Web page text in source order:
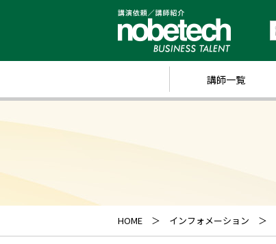
講師一覧
HOME インフォメーション